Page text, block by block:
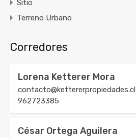
Sitio
Terreno Urbano
Corredores
Lorena Ketterer Mora
contacto@kettererpropiedades.cl
962723385
César Ortega Aguilera